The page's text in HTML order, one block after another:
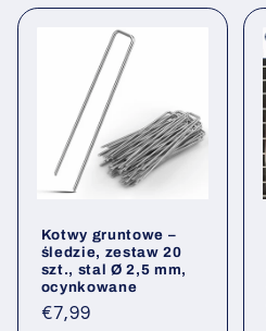
Kotwy gruntowe –
śledzie, zestaw 20
szt., stal Ø 2,5 mm,
ocynkowane
Cena
€7,99